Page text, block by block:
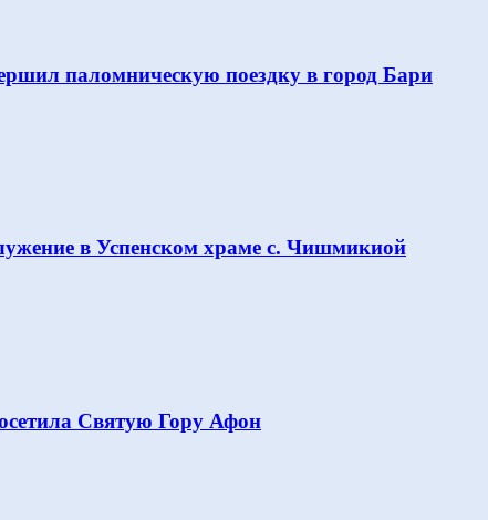
паломническую поездку в город Бари
в Успенском храме с. Чишмикиой
Святую Гору Афон